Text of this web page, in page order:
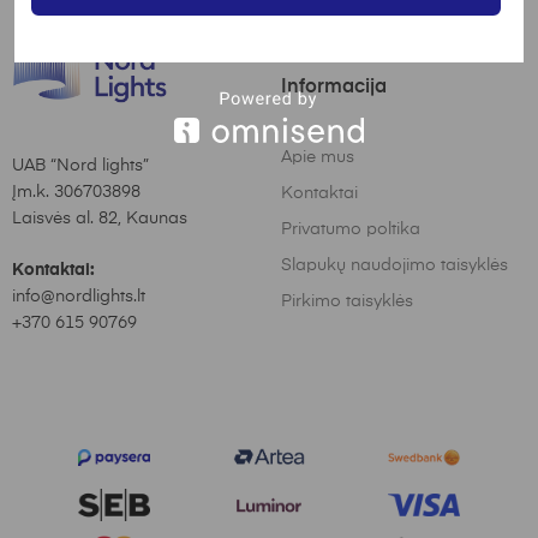
UAB “Nord lights”
Įm.k. 306703898
Laisvės al. 82, Kaunas
Kontaktai:
info@nordlights.lt
+370 615 90769
Informacija
Apie mus
Kontaktai
Privatumo poltika
Slapukų naudojimo taisyklės
Pirkimo taisyklės